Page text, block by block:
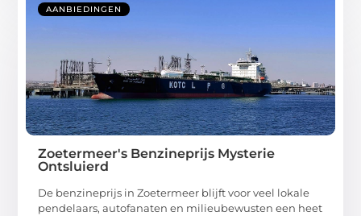
AANBIEDINGEN
Zoetermeer's Benzineprijs Mysterie
Ontsluierd
De benzineprijs in Zoetermeer blijft voor veel lokale
pendelaars, autofanaten en milieubewusten een heet